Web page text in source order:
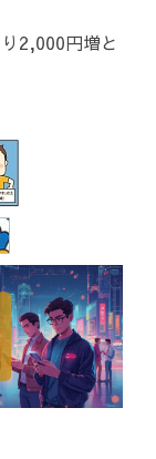
2,000円増と